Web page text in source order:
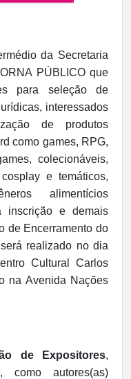
da Secretaria
PÚBLICO que
para seleção de
interessados
de produtos
como games, RPG,
colecionáveis,
e temáticos,
alimentícios
inscrição e demais
de Encerramento do
realizado no dia
Cultural Carlos
na Avenida Nações
de Expositores,
como autores(as)